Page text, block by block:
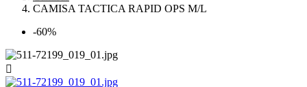
CAMISA TACTICA RAPID OPS M/L
-60%
